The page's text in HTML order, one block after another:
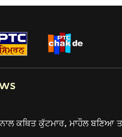
ਕਥਿਤ ਕੁੱਟਮਾਰ, ਮਾਹੌਲ ਬਣਿਆ